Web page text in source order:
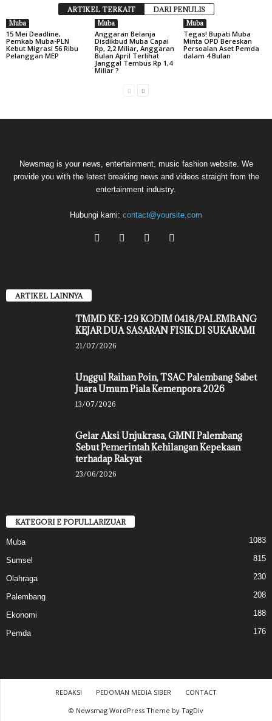
ARTIKEL TERKAIT DARI PENULIS
Muba
15 Mei Deadline,
Pemkab Muba-PLN
Kebut Migrasi 56 Ribu
Pelanggan MEP
Muba
Anggaran Belanja
Disdikbud Muba Capai
Rp, 2,2 Miliar, Anggaran
Bulan April Terlihat
Janggal Tembus Rp 1,4
Miliar ?
Muba
Tegas! Bupati Muba
Minta OPD Bereskan
Persoalan Aset Pemda
dalam 4 Bulan
Newsmag is your news, entertainment, music fashion website. We
provide you with the latest breaking news and videos straight from the
entertainment industry.
Hubungi kami: contact@yoursite.com
ARTIKEL LAINNYA
TMMD KE-129 KODIM 0418/PALEMBANG
KEJAR DUA SASARAN FISIK DI SUKARAMI
21/07/2026
Unggul Raihan Poin, TSAC Palembang Sabet
Juara Umum Piala Kemenpora 2026
13/07/2026
Gelar Aksi Unjukrasa, GMNI Palembang
Sebut Pemerintah Kehilangan Kepekaan
terhadap Rakyat
23/06/2026
KATEGORI E POPULLARIZUAR
Muba 1083
Sumsel 815
Olahraga 230
Palembang 208
Ekonomi 188
Pemda 176
REDAKSI PEDOMAN MEDIA SIBER
CONTACT
© Newsmag WordPress Theme by TagDiv